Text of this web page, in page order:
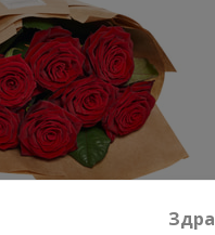
"7 красных